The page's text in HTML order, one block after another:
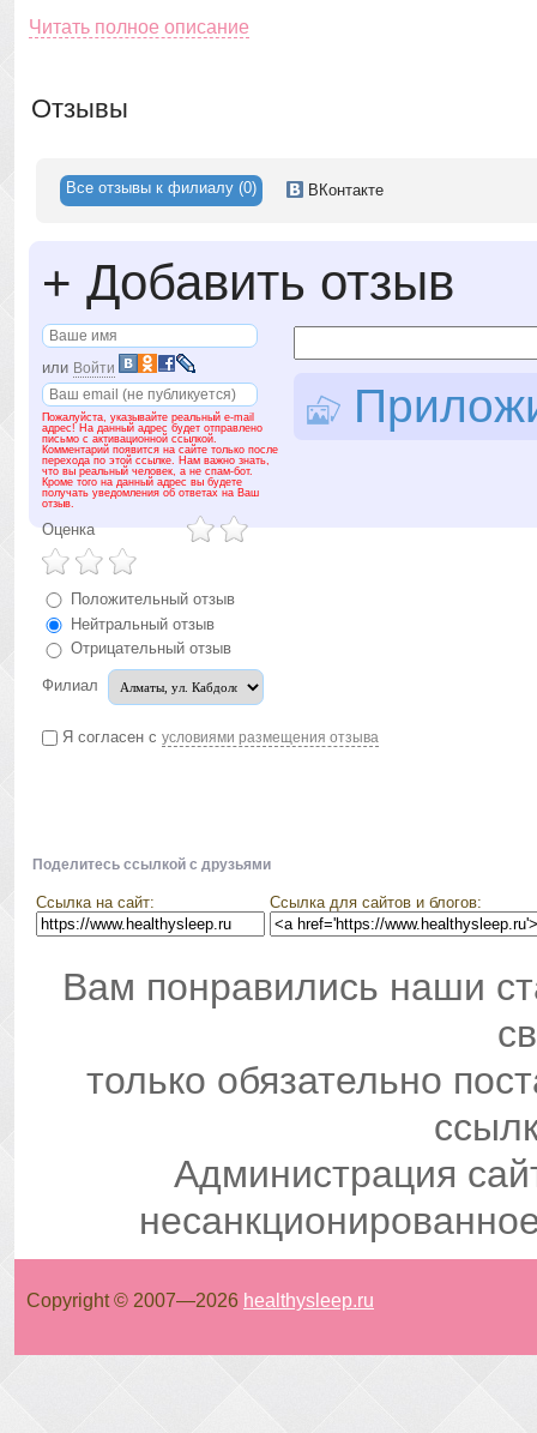
Читать полное описание
Отзывы
Все отзывы к филиалу (0) ВКонтакте
+ Добавить отзыв
или Войти
Пожалуйста, указывайте реальный e-mail
адрес! На данный адрес будет отправлено
письмо с активационной ссылкой.
Комментарий появится на сайте только после
перехода по этой ссылке. Нам важно знать,
что вы реальный человек, а не спам-бот.
Кроме того на данный адрес вы будете
получать уведомления об ответах на Ваш
отзыв.
Оценка
Положительный отзыв
Нейтральный отзыв
Отрицательный отзыв
Филиал
Я согласен с условиями размещения отзыва
Поделитесь ссылкой с друзьями
Ссылка на сайт: Ссылка для сайтов и блогов:
Вам понравились наши
только обязательно
Администрация
Copyright © 2007—2026 healthysleep.ru